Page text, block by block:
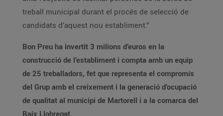
treball municipal durant el procés de selecció de
candidats d’aquest nou establiment.”
Bon Preu ha invertit 3 milions d’euros en la
construcció de l’establiment i compta amb un equip
de 25 treballadors, fet que representa el compromís
del Grup amb el creixement i la generació d’ocupació
de qualitat al municipi de Martorell i a la comarca del
Baix Llobregat.